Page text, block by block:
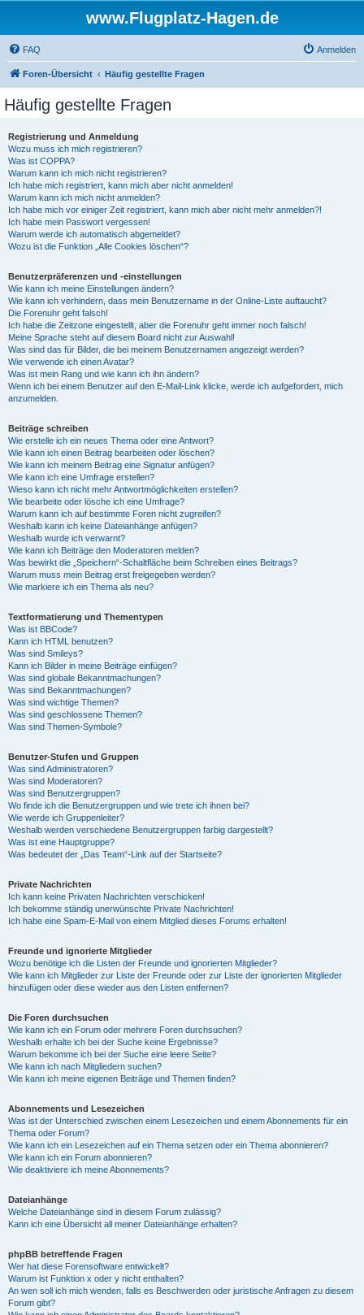
www.Flugplatz-Hagen.de
FAQ Anmelden
Foren-Übersicht Häufig gestellte Fragen
Häufig gestellte Fragen
Registrierung und Anmeldung
Wozu muss ich mich registrieren?
Was ist COPPA?
Warum kann ich mich nicht registrieren?
Ich habe mich registriert, kann mich aber nicht anmelden!
Warum kann ich mich nicht anmelden?
Ich habe mich vor einiger Zeit registriert, kann mich aber nicht mehr anmelden?!
Ich habe mein Passwort vergessen!
Warum werde ich automatisch abgemeldet?
Wozu ist die Funktion „Alle Cookies löschen“?
Benutzerpräferenzen und -einstellungen
Wie kann ich meine Einstellungen ändern?
Wie kann ich verhindern, dass mein Benutzername in der Online-Liste auftaucht?
Die Forenuhr geht falsch!
Ich habe die Zeitzone eingestellt, aber die Forenuhr geht immer noch falsch!
Meine Sprache steht auf diesem Board nicht zur Auswahl!
Was sind das für Bilder, die bei meinem Benutzernamen angezeigt werden?
Wie verwende ich einen Avatar?
Was ist mein Rang und wie kann ich ihn ändern?
Wenn ich bei einem Benutzer auf den E-Mail-Link klicke, werde ich aufgefordert, mich
anzumelden.
Beiträge schreiben
Wie erstelle ich ein neues Thema oder eine Antwort?
Wie kann ich einen Beitrag bearbeiten oder löschen?
Wie kann ich meinem Beitrag eine Signatur anfügen?
Wie kann ich eine Umfrage erstellen?
Wieso kann ich nicht mehr Antwortmöglichkeiten erstellen?
Wie bearbeite oder lösche ich eine Umfrage?
Warum kann ich auf bestimmte Foren nicht zugreifen?
Weshalb kann ich keine Dateianhänge anfügen?
Weshalb wurde ich verwarnt?
Wie kann ich Beiträge den Moderatoren melden?
Was bewirkt die „Speichern“-Schaltfläche beim Schreiben eines Beitrags?
Warum muss mein Beitrag erst freigegeben werden?
Wie markiere ich ein Thema als neu?
Textformatierung und Thementypen
Was ist BBCode?
Kann ich HTML benutzen?
Was sind Smileys?
Kann ich Bilder in meine Beiträge einfügen?
Was sind globale Bekanntmachungen?
Was sind Bekanntmachungen?
Was sind wichtige Themen?
Was sind geschlossene Themen?
Was sind Themen-Symbole?
Benutzer-Stufen und Gruppen
Was sind Administratoren?
Was sind Moderatoren?
Was sind Benutzergruppen?
Wo finde ich die Benutzergruppen und wie trete ich ihnen bei?
Wie werde ich Gruppenleiter?
Weshalb werden verschiedene Benutzergruppen farbig dargestellt?
Was ist eine Hauptgruppe?
Was bedeutet der „Das Team“-Link auf der Startseite?
Private Nachrichten
Ich kann keine Privaten Nachrichten verschicken!
Ich bekomme ständig unerwünschte Private Nachrichten!
Ich habe eine Spam-E-Mail von einem Mitglied dieses Forums erhalten!
Freunde und ignorierte Mitglieder
Wozu benötige ich die Listen der Freunde und ignorierten Mitglieder?
Wie kann ich Mitglieder zur Liste der Freunde oder zur Liste der ignorierten Mitglieder
hinzufügen oder diese wieder aus den Listen entfernen?
Die Foren durchsuchen
Wie kann ich ein Forum oder mehrere Foren durchsuchen?
Weshalb erhalte ich bei der Suche keine Ergebnisse?
Warum bekomme ich bei der Suche eine leere Seite?
Wie kann ich nach Mitgliedern suchen?
Wie kann ich meine eigenen Beiträge und Themen finden?
Abonnements und Lesezeichen
Was ist der Unterschied zwischen einem Lesezeichen und einem Abonnements für ein
Thema oder Forum?
Wie kann ich ein Lesezeichen auf ein Thema setzen oder ein Thema abonnieren?
Wie kann ich ein Forum abonnieren?
Wie deaktiviere ich meine Abonnements?
Dateianhänge
Welche Dateianhänge sind in diesem Forum zulässig?
Kann ich eine Übersicht all meiner Dateianhänge erhalten?
phpBB betreffende Fragen
Wer hat diese Forensoftware entwickelt?
Warum ist Funktion x oder y nicht enthalten?
An wen soll ich mich wenden, falls es Beschwerden oder juristische Anfragen zu diesem
Forum gibt?